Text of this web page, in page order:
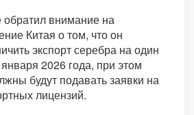
внимание на
Китая о том, что он
экспорт серебра на один
2026 года, при этом
будут подавать заявки на
лицензий.